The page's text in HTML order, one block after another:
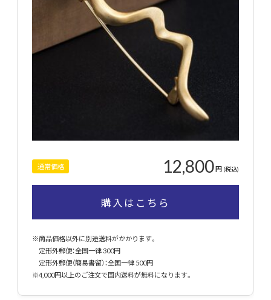
通常価格 12,800円 (税込)
購入はこちら
※商品価格以外に別途送料がかかります。
定形外郵便：全国一律 300円
定形外郵便（簡易書留）：全国一律 500円
※4,000円以上のご注文で国内送料が無料になります。